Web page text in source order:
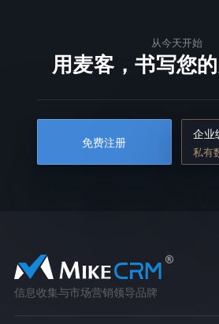
从今天开始
用麦客，书写您
免费注册
企业
私有
信息收集与市场营销领导品牌